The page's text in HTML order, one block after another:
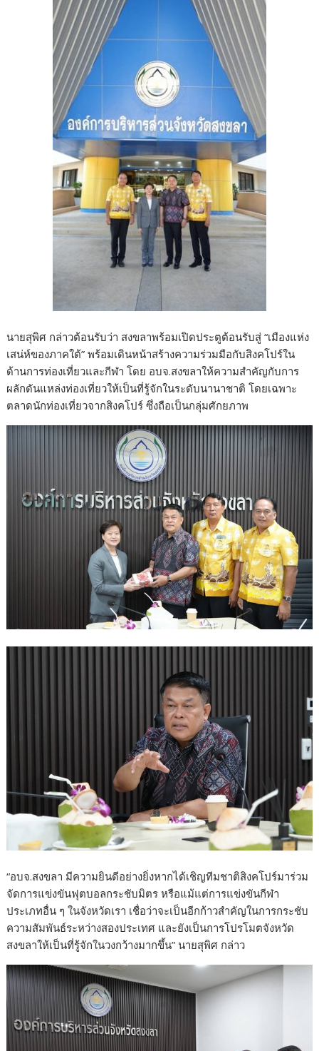
นายสุพิศ กล่าวต้อนรับว่า สงขลาพร้อมเปิดประตูต้อนรับสู่ “เมืองแห่ง
เสน่ห์ของภาคใต้” พร้อมเดินหน้าสร้างความร่วมมือกับสิงคโปร์ใน
ด้านการท่องเที่ยวและกีฬา โดย อบจ.สงขลาให้ความสำคัญกับการ
ผลักดันแหล่งท่องเที่ยวให้เป็นที่รู้จักในระดับนานาชาติ โดยเฉพาะ
ตลาดนักท่องเที่ยวจากสิงคโปร์ ซึ่งถือเป็นกลุ่มศักยภาพ
“อบจ.สงขลา มีความยินดีอย่างยิ่งหากได้เชิญทีมชาติสิงคโปร์มาร่วม
จัดการแข่งขันฟุตบอลกระชับมิตร หรือแม้แต่การแข่งขันกีฬา
ประเภทอื่น ๆ ในจังหวัดเรา เชื่อว่าจะเป็นอีกก้าวสำคัญในการกระชับ
ความสัมพันธ์ระหว่างสองประเทศ และยังเป็นการโปรโมตจังหวัด
สงขลาให้เป็นที่รู้จักในวงกว้างมากขึ้น” นายสุพิศ กล่าว